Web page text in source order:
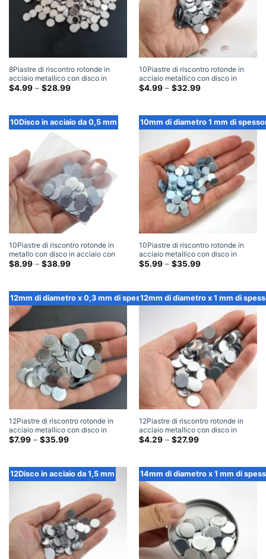
8Piastre di riscontro rotonde in
acciaio metallico con disco in
acciaio di diametro mm x 2 mm di
$4.99 – $28.99Fascia
Attraverso
$28.99
10Piastre di riscontro rotonde in
acciaio metallico con disco in
acciaio di diametro mm x 0,3 mm di
$4.99 – $32.99Fascia
Attraverso
$32.99
10Disco in acciaio da 0,5 mm
10Piastre di riscontro rotonde in
metallo con disco in acciaio con
disco in acciaio di diametro mm x
$8.99 – $38.99Fascia
Attraverso
$38.99
10mm di diametro 1 mm di
10Piastre di riscontro rotonde in
acciaio metallico con disco in
acciaio di diametro mm x 1 mm di
$5.99 – $35.99Fascia
Attraverso
$35.99
12mm di diametro x 0,3 mm di spessore
12Piastre di riscontro rotonde in
acciaio metallico con disco in
acciaio di diametro mm x 0,3 mm di
$7.99 – $35.99Fascia
Attraverso
$35.99
12mm di diametro x 1 mm di
12Piastre di riscontro rotonde in
acciaio metallico con disco in
acciaio di diametro mm x 1 mm di
$4.29 – $27.99Fascia
Attraverso
$27.99
12Disco in acciaio da 1,5 mm 14mm di diametro x 1 mm di